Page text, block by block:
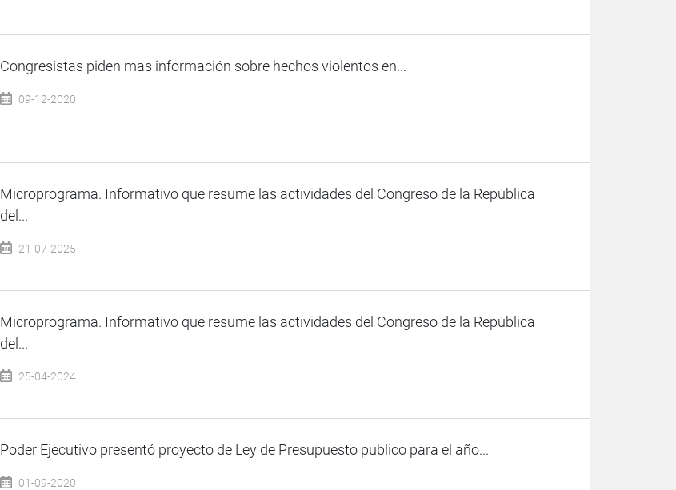
Congresistas piden mas información sobre hechos violentos en...
09-12-2020
Microprograma. Informativo que resume las actividades del Congreso de la República
del...
21-07-2025
Microprograma. Informativo que resume las actividades del Congreso de la República
del...
25-04-2024
Poder Ejecutivo presentó proyecto de Ley de Presupuesto publico para el año...
01-09-2020